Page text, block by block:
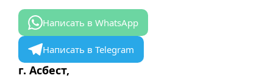
Написать в WhatsApp
Написать в Telegram
г. Асбест,